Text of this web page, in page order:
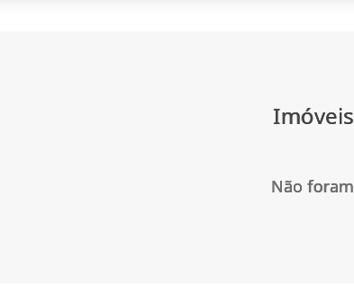
Não